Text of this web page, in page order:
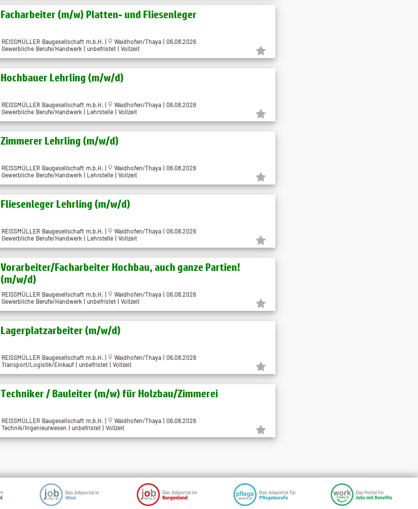
Facharbeiter (m/w) Platten- und Fliesenleger
REISSMÜLLER Baugesellschaft m.b.H. |
Waidhofen/Thaya | 06.08.2026
Gewerbliche Berufe/Handwerk | unbefristet | Vollzeit
Hochbauer Lehrling (m/w/d)
REISSMÜLLER Baugesellschaft m.b.H. |
Waidhofen/Thaya | 06.08.2026
Gewerbliche Berufe/Handwerk | Lehrstelle | Vollzeit
Zimmerer Lehrling (m/w/d)
REISSMÜLLER Baugesellschaft m.b.H. |
Waidhofen/Thaya | 06.08.2026
Gewerbliche Berufe/Handwerk | Lehrstelle | Vollzeit
Fliesenleger Lehrling (m/w/d)
REISSMÜLLER Baugesellschaft m.b.H. |
Waidhofen/Thaya | 06.08.2026
Gewerbliche Berufe/Handwerk | Lehrstelle | Vollzeit
Vorarbeiter/Facharbeiter Hochbau, auch ganze Partien!
(m/w/d)
REISSMÜLLER Baugesellschaft m.b.H. |
Waidhofen/Thaya | 06.08.2026
Gewerbliche Berufe/Handwerk | unbefristet | Vollzeit
Lagerplatzarbeiter (m/w/d)
REISSMÜLLER Baugesellschaft m.b.H. |
Waidhofen/Thaya | 06.08.2026
Transport/Logistik/Einkauf | unbefristet | Vollzeit
Techniker / Bauleiter (m/w) für Holzbau/Zimmerei
REISSMÜLLER Baugesellschaft m.b.H. |
Waidhofen/Thaya | 06.08.2026
Technik/Ingenieurwesen | unbefristet | Vollzeit